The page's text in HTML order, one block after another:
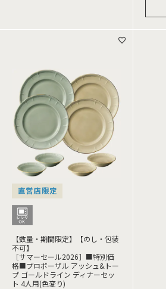
直営店限定
【数量・期間限定】【のし・包装
不可】
［サマーセール2026］■特別価
格■プロポーザル アッシュ&トー
プ ゴールドライン ディナーセッ
ト 4人用(色変り)